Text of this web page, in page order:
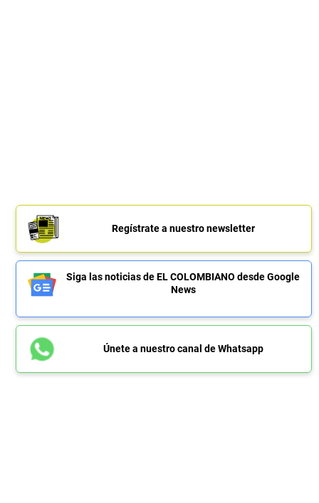
Regístrate a nuestro newsletter
Siga las noticias de EL COLOMBIANO desde Google
News
Únete a nuestro canal de Whatsapp